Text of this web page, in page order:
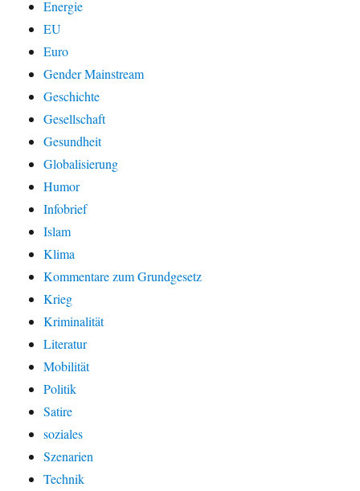
Energie
EU
Euro
Gender Mainstream
Geschichte
Gesellschaft
Gesundheit
Globalisierung
Humor
Infobrief
Islam
Klima
Kommentare zum Grundgesetz
Krieg
Kriminalität
Literatur
Mobilität
Politik
Satire
soziales
Szenarien
Technik